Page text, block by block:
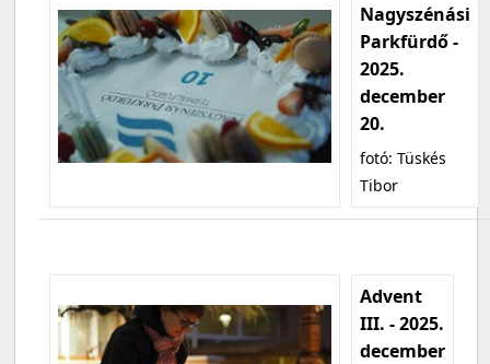
Nagyszénási
Parkfürdő -
2025.
december
20.
fotó: Tüskés
Tibor
Advent
III. - 2025.
december